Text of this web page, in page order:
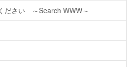
ださい ～Search WWW～